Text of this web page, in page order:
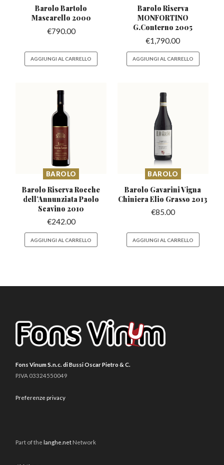
Barolo Bartolo
Mascarello 2000
€790.00
AGGIUNGI AL CARRELLO
Barolo Riserva
MONFORTINO
G.Conterno 2005
€1,790.00
AGGIUNGI AL CARRELLO
BAROLO
Barolo Riserva Rocche
dell’AnnunziataPaolo
Scavino 2010
€242.00
AGGIUNGI AL CARRELLO
BAROLO
Barolo Gavarini Vigna
ChinieraElio Grasso 2013
€85.00
AGGIUNGI AL CARRELLO
Fons Vinum S.n.c. di Bussi Oscar Pietro & C.
P.IVA 03324550049
Preferenze privacy
Part of thelanghe.net Network